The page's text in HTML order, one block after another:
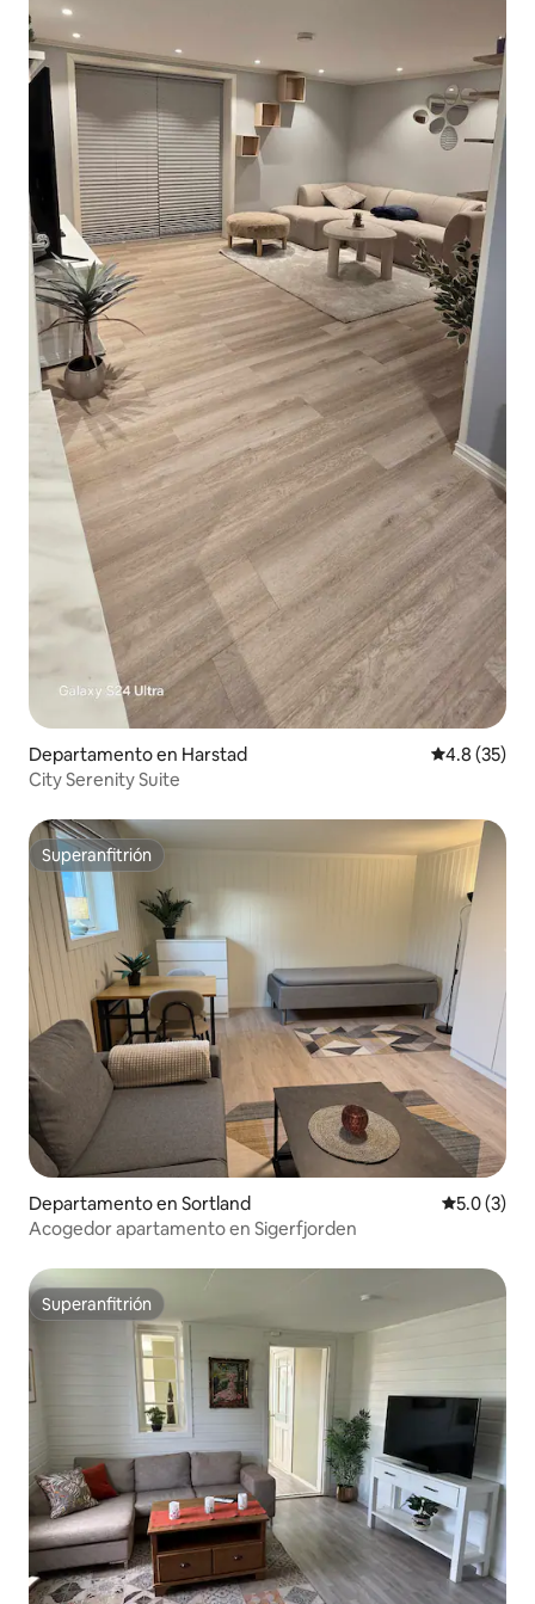
Departamento en Harstad Calificación
4.8 (35)
City Serenity Suite
Superanfitrión
Superanfitrión
Departamento en Sortland
5.0 (3)
Acogedor apartamento en Sigerfjorden
Superanfitrión
Superanfitrión